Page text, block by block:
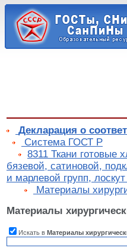
Декларация о
Cистема ГОСТ Р
8311 Ткани готовые
бязевой, сатиновой,
и марлевой групп,
Материалы
Материалы
Искать в Материалы